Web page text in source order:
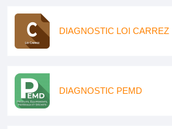
DIAGNOSTIC LOI CARREZ
DIAGNOSTIC PEMD